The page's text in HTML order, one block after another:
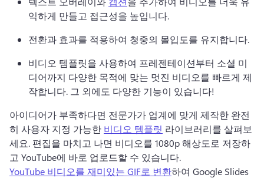
익하게 만들고 접근성을 높입니다.
전환과 효과를 적용하여 청중의 몰입도를 유지합니다.
비디오 템플릿을 사용하여 프레젠테이션부터 소셜 미
디어까지 다양한 목적에 맞는 멋진 비디오를 빠르게 제
작합니다. 그 외에도 다양한 기능이 있습니다!
아이디어가 부족하다면 전문가가 업계에 맞게 제작한 완전
히 사용자 지정 가능한 비디오 템플릿 라이브러리를 살펴보
세요. 편집을 마치고 나면 비디오를 1080p 해상도로 저장하
고 YouTube에 바로 업로드할 수 있습니다.
YouTube 비디오를 재미있는 GIF로 변환하여 Google Slides